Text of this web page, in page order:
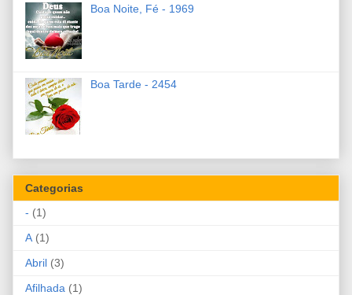
Boa Noite, Fé - 1969
Boa Tarde - 2454
Categorias
- (1)
A (1)
Abril (3)
Afilhada (1)